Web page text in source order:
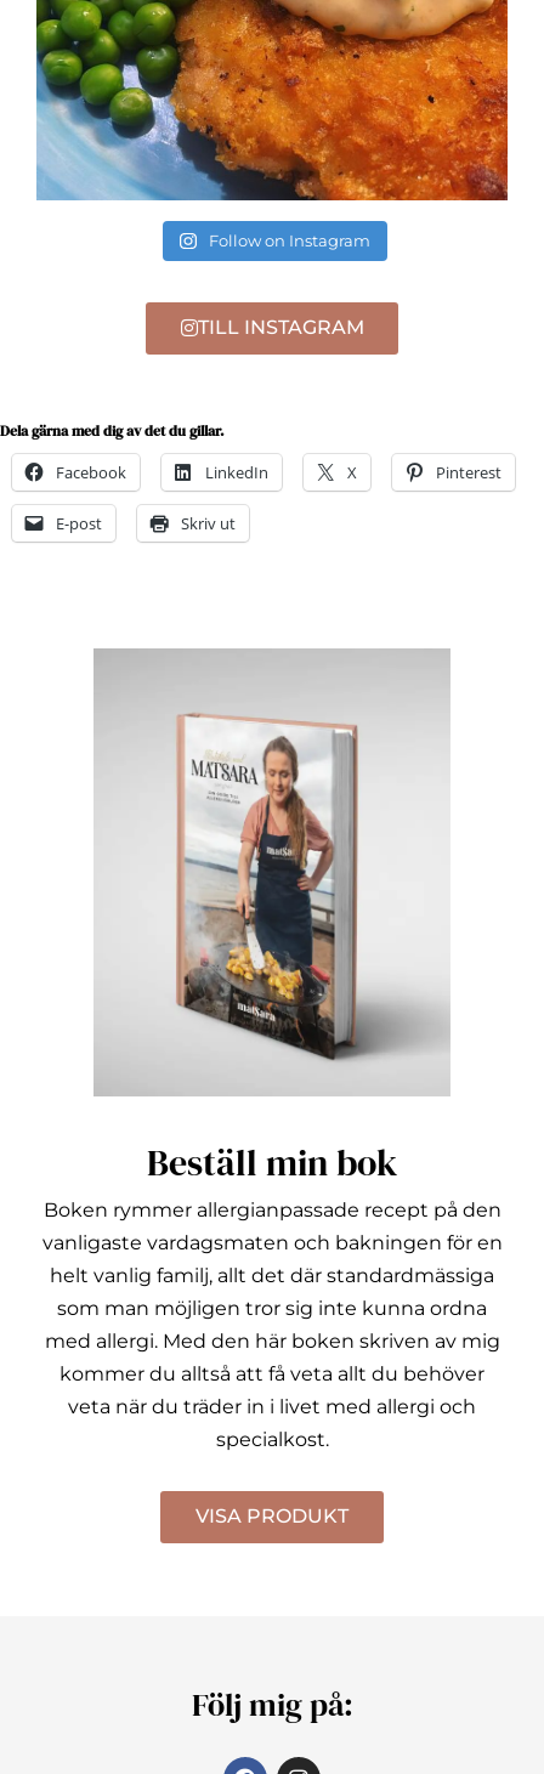
Follow on Instagram
TILL INSTAGRAM
Dela gärna med dig av det du gillar.
Facebook LinkedIn X Pinterest
E-post Skriv ut
Beställ min bok
Boken rymmer allergianpassade recept på den
vanligaste vardagsmaten och bakningen för en
helt vanlig familj, allt det där standardmässiga
som man möjligen tror sig inte kunna ordna
med allergi. Med den här boken skriven av mig
kommer du alltså att få veta allt du behöver
veta när du träder in i livet med allergi och
specialkost.
VISA PRODUKT
Följ mig på: